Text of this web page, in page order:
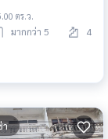
ตร.ว.
มากกว่า 5 4
า